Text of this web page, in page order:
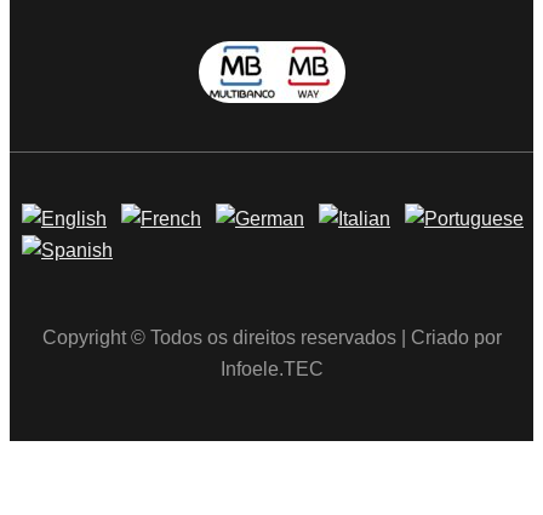
Copyright © Todos os direitos reservados | Criado por
Infoele.TEC